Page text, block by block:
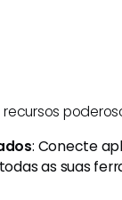
: Conecte
as suas